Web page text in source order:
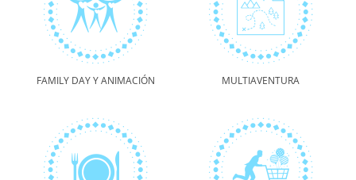
FAMILY DAY Y ANIMACIÓN MULTIAVENTURA